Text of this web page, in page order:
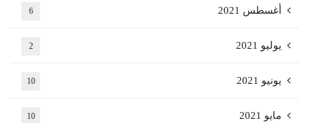
أغسطس 2021 6
يوليو 2021 2
يونيو 2021 10
مايو 2021 10